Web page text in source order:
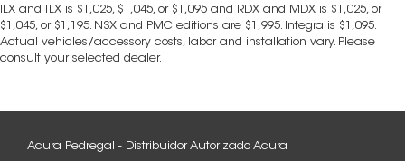
ILX and TLX is $1,025, $1,045, or $1,095 and RDX and MDX is $1,025, or
$1,045, or $1,195. NSX and PMC editions are $1,995. Integra is $1,095.
Actual vehicles/accessory costs, labor and installation vary. Please
consult your selected dealer.
Acura Pedregal - Distribuidor Autorizado Acura